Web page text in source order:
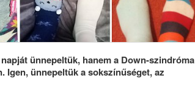
ünnepeltük, hanem a Down-szindróma
Igen, ünnepeltük a sokszínűséget, az